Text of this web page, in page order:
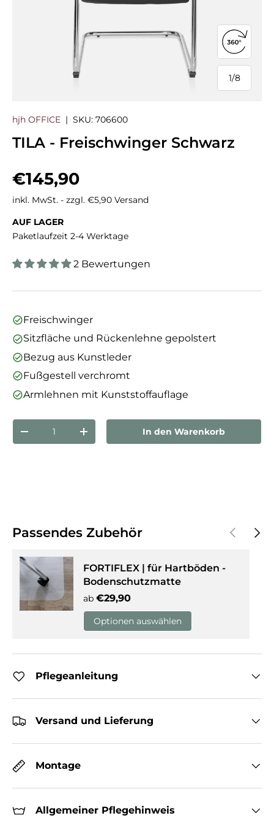
1/
von
8
360°-
hjh OFFICE | SKU: 706600
TILA - Freischwinger Schwarz
Normaler Preis
€145,90
inkl. MwSt. - zzgl. €5,90 Versand
AUF LAGER
Paketlaufzeit 2-4 Werktage
2 Bewertungen
Freischwinger
Sitzfläche und Rückenlehne gepolstert
Bezug aus Kunstleder
Fußgestell verchromt
Armlehnen mit Kunststoffauflage
Anzahl
Menge verringernMenge erhöhenIn den Warenkorb
Passendes Zubehör Vorherige
FORTIFLEX | für Hartböden -
Bodenschutzmatte
ab Normaler Preis
€29,90
Optionen auswählen
Pflegeanleitung
Versand und Lieferung
Montage
Allgemeiner Pflegehinweis